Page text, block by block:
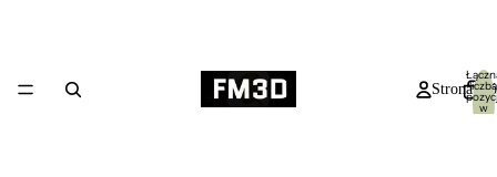
Stronaliczba
w